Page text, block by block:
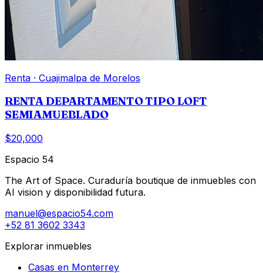
Renta · Cuajimalpa de Morelos
RENTA DEPARTAMENTO TIPO LOFT
SEMIAMUEBLADO
$20,000
Espacio 54
The Art of Space. Curaduría boutique de inmuebles con
AI vision y disponibilidad futura.
manuel@espacio54.com
+52 81 3602 3343
Explorar inmuebles
Casas en Monterrey